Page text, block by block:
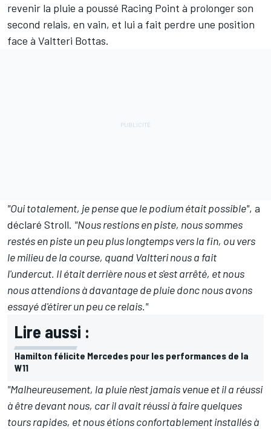
revenir la pluie a poussé Racing Point à prolonger son
second relais, en vain, et lui a fait perdre une position
face à Valtteri Bottas.
"Oui totalement, je pense que le podium était possible", a
déclaré Stroll. "Nous restions en piste, nous sommes
restés en piste un peu plus longtemps vers la fin, ou vers
le milieu de la course, quand Valtteri nous a fait
l'undercut. Il était derrière nous et s'est arrêté, et nous
nous attendions à davantage de pluie donc nous avons
essayé d'étirer un peu ce relais."
Lire aussi :
Hamilton félicite Mercedes pour les performances de la
W11
"Malheureusement, la pluie n'est jamais venue et il a réussi
à être devant nous, car il avait réussi à faire quelques
tours rapides, et nous étions confortablement installés à